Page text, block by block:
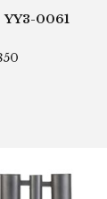
YY3-0061